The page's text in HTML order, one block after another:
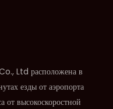
Ltd расположена в
езды от аэропорта
от высокоскоростной